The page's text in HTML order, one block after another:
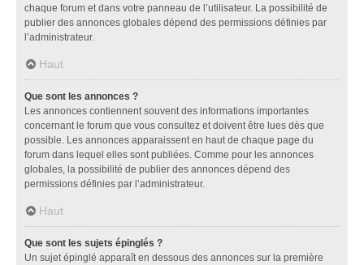
chaque forum et dans votre panneau de l’utilisateur. La possibilité de
publier des annonces globales dépend des permissions définies par
l’administrateur.
Haut
Que sont les annonces ?
Les annonces contiennent souvent des informations importantes
concernant le forum que vous consultez et doivent être lues dès que
possible. Les annonces apparaissent en haut de chaque page du
forum dans lequel elles sont publiées. Comme pour les annonces
globales, la possibilité de publier des annonces dépend des
permissions définies par l’administrateur.
Haut
Que sont les sujets épinglés ?
Un sujet épinglé apparaît en dessous des annonces sur la première